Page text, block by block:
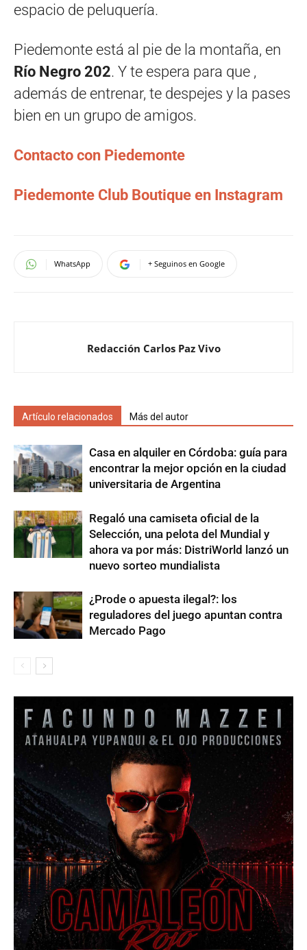
espacio de peluquería.
Piedemonte está al pie de la montaña, en
Río Negro 202. Y te espera para que ,
además de entrenar, te despejes y la pases
bien en un grupo de amigos.
Contacto con Piedemonte
Piedemonte Club Boutique en Instagram
WhatsApp + Seguinos en Google
Redacción Carlos Paz Vivo
Artículo relacionados Más del autor
Casa en alquiler en Córdoba: guía para
encontrar la mejor opción en la ciudad
universitaria de Argentina
Regaló una camiseta oficial de la
Selección, una pelota del Mundial y
ahora va por más: DistriWorld lanzó un
nuevo sorteo mundialista
¿Prode o apuesta ilegal?: los
reguladores del juego apuntan contra
Mercado Pago